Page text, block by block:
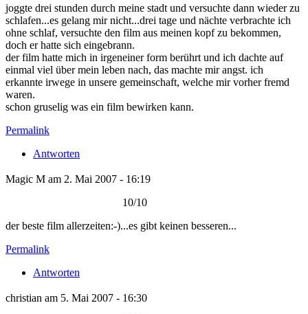
joggte drei stunden durch meine stadt und versuchte dann wieder zu
schlafen...es gelang mir nicht...drei tage und nächte verbrachte ich
ohne schlaf, versuchte den film aus meinen kopf zu bekommen,
doch er hatte sich eingebrann.
der film hatte mich in irgeneiner form berührt und ich dachte auf
einmal viel über mein leben nach, das machte mir angst. ich
erkannte irwege in unsere gemeinschaft, welche mir vorher fremd
waren.
schon gruselig was ein film bewirken kann.
Permalink
Antworten
Magic M am 2. Mai 2007 - 16:19
10/10
der beste film allerzeiten:-)...es gibt keinen besseren...
Permalink
Antworten
christian am 5. Mai 2007 - 16:30